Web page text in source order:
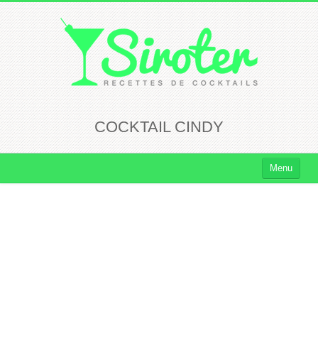
COCKTAIL CINDY
Menu